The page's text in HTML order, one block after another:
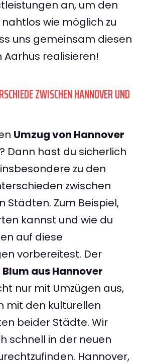
an, um den
wie möglich zu
uns gemeinsam diesen
Aarhus realisieren!
ZWISCHEN HANNOVER UND
Umzug von Hannover
? Dann hast du sicherlich
zu den
zwischen
Städten. Zum Beispiel,
kannst und wie du
auf diese
vorbereitest. Der
aus Hannover
nur mit Umzügen aus,
mit den kulturellen
beider Städte. Wir
schnell in der neuen
Hannover,